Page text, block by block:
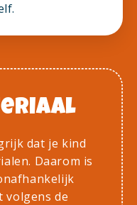
dat je kind
Daarom is
de